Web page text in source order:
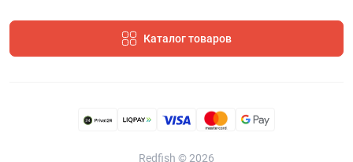
Каталог товаров
Redfish © 2026